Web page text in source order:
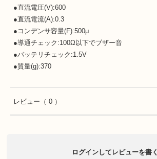
●直流電圧(V):600
●直流電流(A):0.3
●コンデンサ容量(F):500μ
●導通チェック:100Ω以下でブザー音
●バッテリチェック:1.5V
●質量(g):370
レビュー （ 0 ）
ログインしてレビューを書く